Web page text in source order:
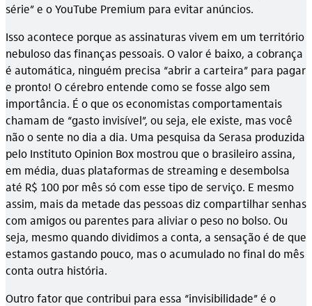
série” e o YouTube Premium para evitar anúncios.
Isso acontece porque as assinaturas vivem em um território
nebuloso das finanças pessoais. O valor é baixo, a cobrança
é automática, ninguém precisa “abrir a carteira” para pagar
e pronto! O cérebro entende como se fosse algo sem
importância. É o que os economistas comportamentais
chamam de “gasto invisível”, ou seja, ele existe, mas você
não o sente no dia a dia. Uma pesquisa da Serasa produzida
pelo Instituto Opinion Box mostrou que o brasileiro assina,
em média, duas plataformas de streaming e desembolsa
até R$ 100 por mês só com esse tipo de serviço. E mesmo
assim, mais da metade das pessoas diz compartilhar senhas
com amigos ou parentes para aliviar o peso no bolso. Ou
seja, mesmo quando dividimos a conta, a sensação é de que
estamos gastando pouco, mas o acumulado no final do mês
conta outra história.
Outro fator que contribui para essa “invisibilidade” é o